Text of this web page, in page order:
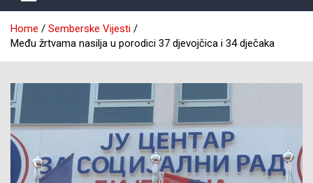
Home
Semberske Vijesti
Među žrtvama nasilja u porodici 37 djevojčica i 34 dječaka